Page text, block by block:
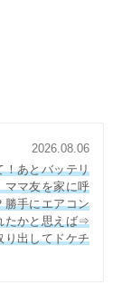
2026.08.06
！あとバッテリ
ママ友を家に呼
勝手にエアコン
たかと思えば⇒
り出してドケチ